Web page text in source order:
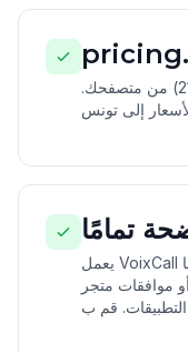
أجرِ مكالمات رخيصة إلى تونس (+216) من متصفحك.
تمامًا
يعمل VoixCall بالكامل في متصفح الويب الخاص بك، مما
موافقات متجر